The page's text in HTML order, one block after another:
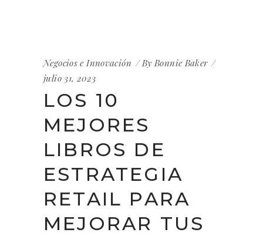
Negocios e Innovación ByBonnie Baker
julio 31, 2023
LOS 10
MEJORES
LIBROS DE
ESTRATEGIA
RETAIL PARA
MEJORAR TUS